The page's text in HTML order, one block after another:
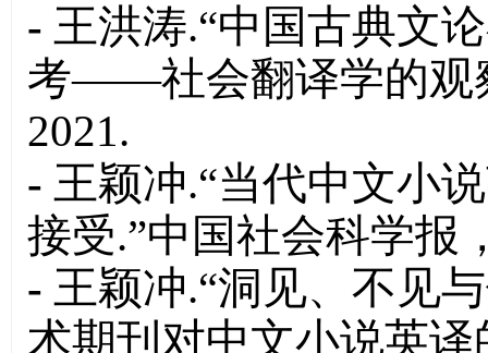
- 王洪涛.“中国古典文
考——社会翻译学的观
2021.
- 王颖冲.“当代中文小
接受.”中国社会科学报
- 王颖冲.“洞见、不见
术期刊对中文小说英译